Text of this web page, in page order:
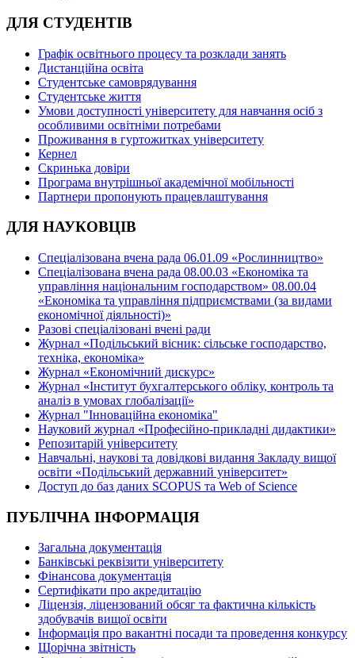
ДЛЯ СТУДЕНТІВ
Графік освітнього процесу та розклади занять
Дистанційна освіта
Студентське самоврядування
Студентське життя
Умови доступності університету для навчання осіб з
особливими освітніми потребами
Проживання в гуртожитках університету
Кернел
Скринька довіри
Програма внутрішньої академічної мобільності
Партнери пропонують працевлаштування
ДЛЯ НАУКОВЦІВ
Спеціалізована вчена рада 06.01.09 «Рослинництво»
Спеціалізована вчена рада 08.00.03 «Економіка та
управління національним господарством» 08.00.04
«Економіка та управління підприємствами (за видами
економічної діяльності)»
Разові спеціалізовані вчені ради
Журнал «Подільський вісник: сільське господарство,
техніка, економіка»
Журнал «Економічний дискурс»
Журнал «Інститут бухгалтерського обліку, контроль та
аналіз в умовах глобалізації»
Журнал "Інноваційна економіка"
Науковий журнал «Професійно-прикладні дидактики»
Репозитарій університету
Навчальні, наукові та довідкові видання Закладу вищої
освіти «Подільський державний університет»
Доступ до баз даних SCOPUS та Web of Science
ПУБЛІЧНА ІНФОРМАЦІЯ
Загальна документація
Банківські реквізити університету
Фінансова документація
Сертифікати про акредитацію
Ліцензія, ліцензований обсяг та фактична кількість
здобувачів вищої освіти
Інформація про вакантні посади та проведення конкурсу
Щорічна звітність